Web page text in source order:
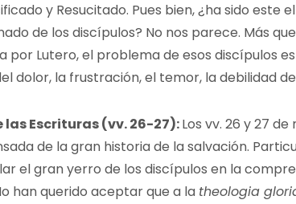
y Resucitado. Pues bien, ¿ha sido este
de los discípulos? No nos parece. Más
por Lutero, el problema de esos discípulos
dolor, la frustración, el temor, la debilidad
las Escrituras (vv. 26-27):Los vv. 26 y 27
de la gran historia de la salvación.
el gran yerro de los discípulos en la
han querido aceptar que a la theologia